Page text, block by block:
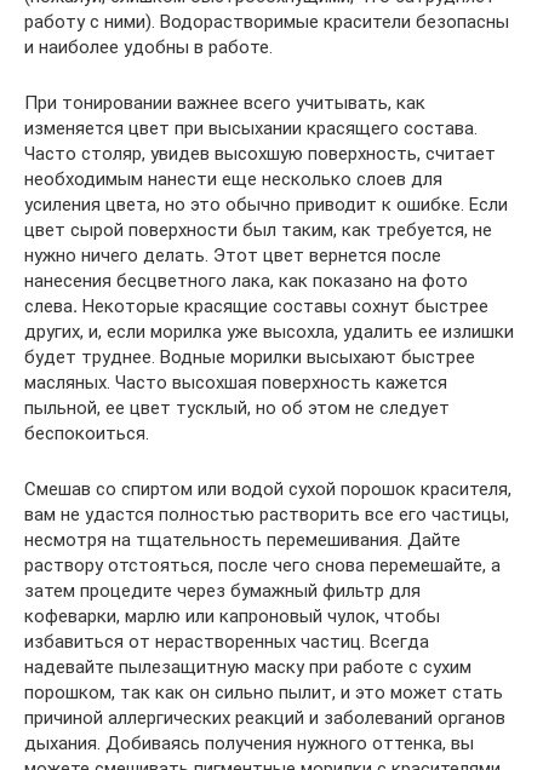
работу с ними). Водорастворимые красители безопасны
и наиболее удобны в работе.
При тонировании важнее всего учитывать, как
изменяется цвет при высыхании красящего состава.
Часто столяр, увидев высохшую поверхность, считает
необходимым нанести еще несколько слоев для
усиления цвета, но это обычно приводит к ошибке. Если
цвет сырой поверхности был таким, как требуется, не
нужно ничего делать. Этот цвет вернется после
нанесения бесцветного лака, как показано на фото
слева. Некоторые красящие составы сохнут быстрее
других, и, если морилка уже высохла, удалить ее излишки
будет труднее. Водные морилки высыхают быстрее
масляных. Часто высохшая поверхность кажется
пыльной, ее цвет тусклый, но об этом не следует
беспокоиться.
Смешав со спиртом или водой сухой порошок красителя,
вам не удастся полностью растворить все его частицы,
несмотря на тщательность перемешивания. Дайте
раствору отстояться, после чего снова перемешайте, а
затем процедите через бумажный фильтр для
кофеварки, марлю или капроновый чулок, чтобы
избавиться от нерастворенных частиц. Всегда
надевайте пылезащитную маску при работе с сухим
порошком, так как он сильно пылит, и это может стать
причиной аллергических реакций и заболеваний органов
дыхания. Добиваясь получения нужного оттенка, вы